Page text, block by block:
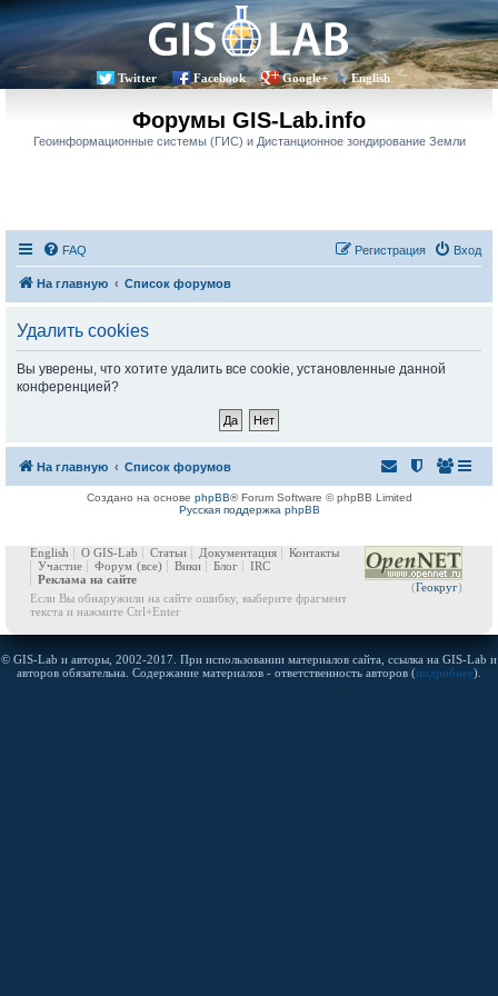
Twitter Facebook Google+ English
Форумы GIS-Lab.info
Геоинформационные системы (ГИС) и Дистанционное зондирование Земли
FAQ Вход
Регистрация
На главную Список форумов
Удалить cookies
Вы уверены, что хотите удалить все cookie, установленные данной
конференцией?
На главную Список форумов
Создано на основе phpBB® Forum Software © phpBB Limited
Русская поддержка phpBB
(Геокруг)
English О GIS-Lab Статьи Документация
Контакты
Участие
Форум (все) Вики Блог
IRC
Реклама на сайте
Если Вы обнаружили на сайте ошибку, выберите фрагмент
текста и нажмите Ctrl+Enter
© GIS-Lab и авторы, 2002-2017. При использовании материалов сайта, ссылка на GIS-Lab и
авторов обязательна. Содержание материалов - ответственность авторов (подробнее).